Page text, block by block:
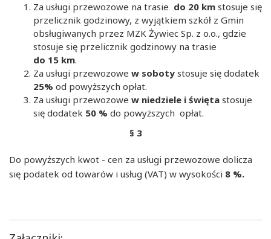
Za usługi przewozowe na trasie do 20 km stosuje się
przelicznik godzinowy, z wyjątkiem szkół z Gmin
obsługiwanych przez MZK Żywiec Sp. z o.o., gdzie
stosuje się przelicznik godzinowy na trasie
do 15 km.
Za usługi przewozowe w soboty stosuje się dodatek
25% od powyższych opłat.
Za usługi przewozowe w niedziele i święta stosuje
się dodatek 50 % do powyższych opłat.
§ 3
Do powyższych kwot - cen za usługi przewozowe dolicza
się podatek od towarów i usług (VAT) w wysokości 8 %.